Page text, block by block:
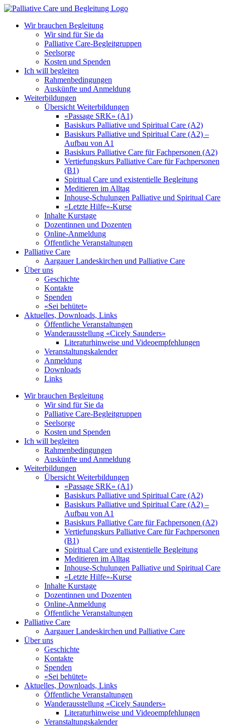
Zum
springenWir brauchen Begleitung
Wir sind für Sie da
Palliative Care-Begleitgruppen
Seelsorge
Kosten und Spenden
Ich will begleiten
Rahmenbedingungen
Auskünfte und Anmeldung
Weiterbildungen
Übersicht Weiterbildungen
«Passage SRK» (A1)
Basiskurs Palliative und Spiritual Care (A2)
Basiskurs Palliative und Spiritual Care (A2) –
Aufbau von A1
Basiskurs Palliative Care für Fachpersonen (A2)
Vertiefungskurs Palliative Care für Fachpersonen
(B1)
Spiritual Care und existentielle Begleitung
Meditieren im Alltag
Inhouse-Schulungen Palliative und Spiritual Care
«Letzte Hilfe»-Kurse
Inhalte Kurstage
Dozentinnen und Dozenten
Online-Anmeldung
Öffentliche Veranstaltungen
Palliative Care
Aargauer Landeskirchen und Palliative Care
Über uns
Geschichte
Kontakte
Spenden
«Sei behütet»
Aktuelles, Downloads, Links
Öffentliche Veranstaltungen
Wanderausstellung «Cicely Saunders»
Literaturhinweise und Videoempfehlungen
Veranstaltungskalender
Anmeldung
Downloads
Links
Wir brauchen Begleitung
Wir sind für Sie da
Palliative Care-Begleitgruppen
Seelsorge
Kosten und Spenden
Ich will begleiten
Rahmenbedingungen
Auskünfte und Anmeldung
Weiterbildungen
Übersicht Weiterbildungen
«Passage SRK» (A1)
Basiskurs Palliative und Spiritual Care (A2)
Basiskurs Palliative und Spiritual Care (A2) –
Aufbau von A1
Basiskurs Palliative Care für Fachpersonen (A2)
Vertiefungskurs Palliative Care für Fachpersonen
(B1)
Spiritual Care und existentielle Begleitung
Meditieren im Alltag
Inhouse-Schulungen Palliative und Spiritual Care
«Letzte Hilfe»-Kurse
Inhalte Kurstage
Dozentinnen und Dozenten
Online-Anmeldung
Öffentliche Veranstaltungen
Palliative Care
Aargauer Landeskirchen und Palliative Care
Über uns
Geschichte
Kontakte
Spenden
«Sei behütet»
Aktuelles, Downloads, Links
Öffentliche Veranstaltungen
Wanderausstellung «Cicely Saunders»
Literaturhinweise und Videoempfehlungen
Veranstaltungskalender